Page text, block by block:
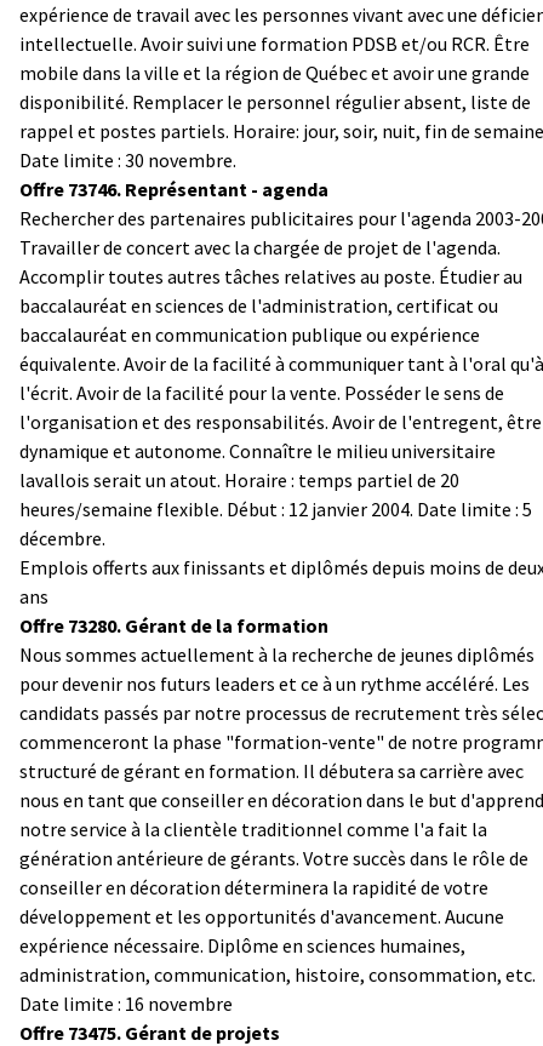
expérience de travail avec les personnes vivant avec une
intellectuelle. Avoir suivi une formation PDSB et/ou RCR. Être
mobile dans la ville et la région de Québec et avoir une grande
disponibilité. Remplacer le personnel régulier absent, liste de
rappel et postes partiels. Horaire: jour, soir, nuit, fin de
Date limite : 30 novembre.
Offre 73746. Représentant - agenda
Rechercher des partenaires publicitaires pour l'agenda 2003-
Travailler de concert avec la chargée de projet de l'agenda.
Accomplir toutes autres tâches relatives au poste. Étudier au
baccalauréat en sciences de l'administration, certificat ou
baccalauréat en communication publique ou expérience
équivalente. Avoir de la facilité à communiquer tant à l'oral qu'à
l'écrit. Avoir de la facilité pour la vente. Posséder le sens de
l'organisation et des responsabilités. Avoir de l'entregent, être
dynamique et autonome. Connaître le milieu universitaire
lavallois serait un atout. Horaire : temps partiel de 20
heures/semaine flexible. Début : 12 janvier 2004. Date limite : 5
décembre.
Emplois offerts aux finissants et diplômés depuis moins de
ans
Offre 73280. Gérant de la formation
Nous sommes actuellement à la recherche de jeunes diplômés
pour devenir nos futurs leaders et ce à un rythme accéléré. Les
candidats passés par notre processus de recrutement très
commenceront la phase "formation-vente" de notre
structuré de gérant en formation. Il débutera sa carrière avec
nous en tant que conseiller en décoration dans le but
notre service à la clientèle traditionnel comme l'a fait la
génération antérieure de gérants. Votre succès dans le rôle de
conseiller en décoration déterminera la rapidité de votre
développement et les opportunités d'avancement. Aucune
expérience nécessaire. Diplôme en sciences humaines,
administration, communication, histoire, consommation, etc.
Date limite : 16 novembre
Offre 73475. Gérant de projets